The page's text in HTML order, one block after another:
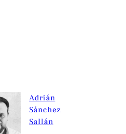
Adrián
Sánchez
Sallán